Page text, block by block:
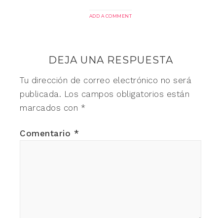
ADD A COMMENT
DEJA UNA RESPUESTA
Tu dirección de correo electrónico no será
publicada. Los campos obligatorios están
marcados con *
Comentario *